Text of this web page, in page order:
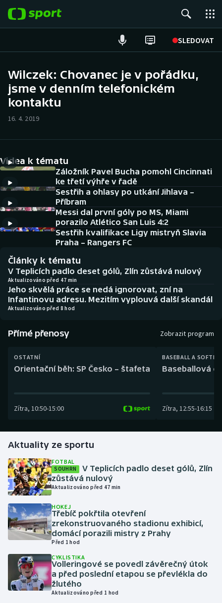
SLEDOVAT
Hokej
Cyklistika
DALŠÍ SPORTY
Americký fotbal
Baseball a softbal
Biatlon
Boby a skeleton
Dostihy
Golf
Gymnastika
Házená
Jezdectví
Judo
Krasobruslení
Lezení
NEPŘEHLÉDNĚTE
Soutěže
Aplikace ČT sport
AZ kvíz
Wilczek: Chovanec je v pořádku,
jsme v denním telefonickém
kontaktu
16. 4. 2019
Videa k tématu
Záložník Pavel Bucha pomohl Cincinnati
ke třetí výhře v řadě
Sestřih a ohlasy po utkání Jihlava –
Příbram
Messi dal první góly po MS, Miami
porazilo Atlético San Luis 4:2
Sestřih kvalifikace Ligy mistryň Slavia
Praha – Rangers FC
Články k tématu
V Teplicích padlo deset gólů, Zlín zůstává nulový
Aktualizováno před 47 min
Jeho skvělá práce se nedá ignorovat, zní na
Infantinovu adresu. Mezitím vyplouvá další skandál
Aktualizováno před 8 hod
Přímé přenosy Zobrazit program
OSTATNÍ
Orientační běh: SP Česko – štafeta
Zítra, 10:50-15:00
BASEBALL A
Baseballová
Zítra, 12:55-16:15
Aktuality ze sportu
FOTBAL
SOUHRN
V Teplicích padlo deset gólů, Zlín
zůstává nulový
Aktualizováno před 47 min
HOKEJ
Třebíč pokřtila otevření
zrekonstruovaného stadionu exhibicí,
domácí porazili mistry z Prahy
Před 1 hod
CYKLISTIKA
Volleringové se povedl závěrečný útok
a před poslední etapou se převlékla do
žlutého
Aktualizováno před 1 hod